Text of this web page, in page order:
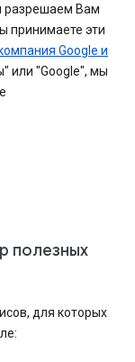
разрешаем Вам
принимаете эти
Google и
или "Google", мы
полезных
для которых